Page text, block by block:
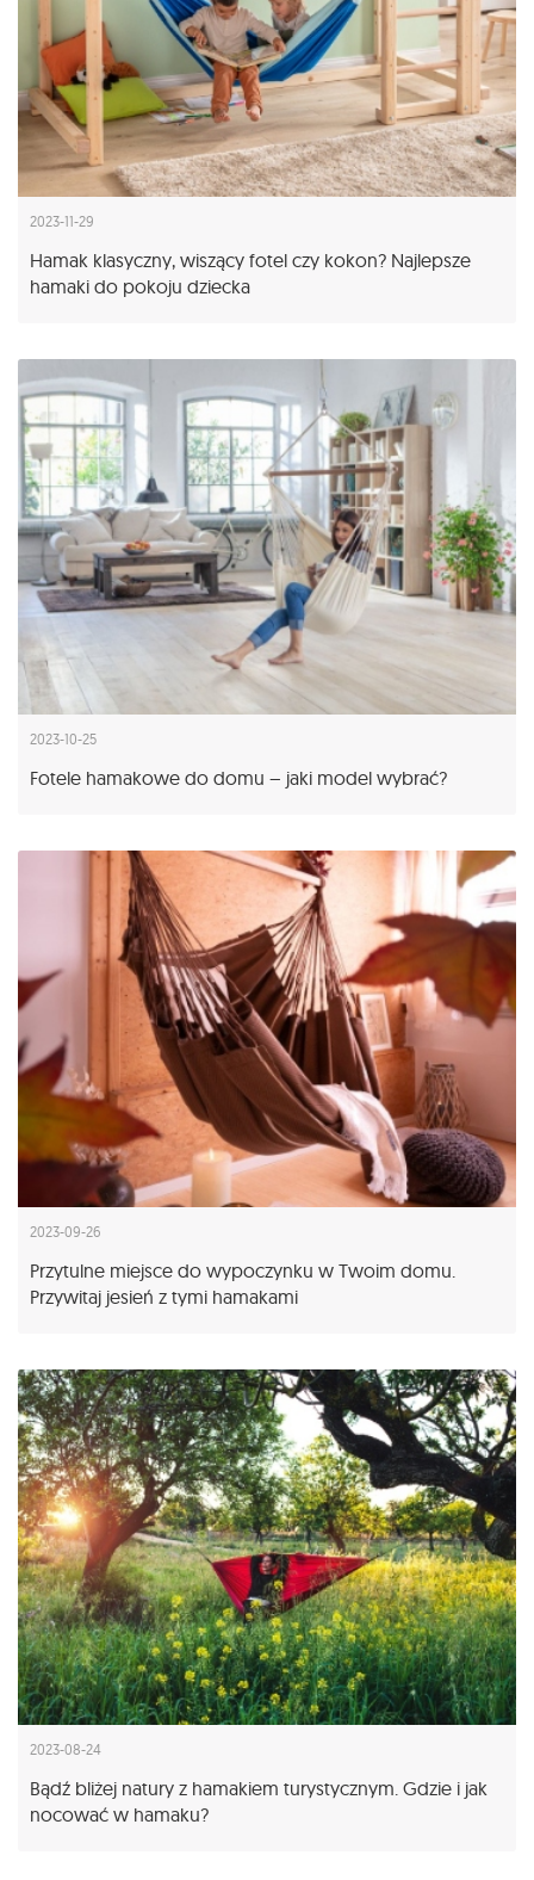
2023-11-29
Hamak klasyczny, wiszący fotel czy kokon? Najlepsze
hamaki do pokoju dziecka
2023-10-25
Fotele hamakowe do domu – jaki model wybrać?
2023-09-26
Przytulne miejsce do wypoczynku w Twoim domu.
Przywitaj jesień z tymi hamakami
2023-08-24
Bądź bliżej natury z hamakiem turystycznym. Gdzie i jak
nocować w hamaku?